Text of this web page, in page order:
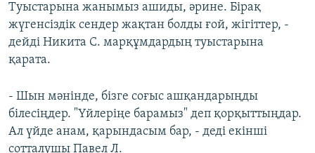
Туыстарына жанымыз ашиды, әрине. Бірақ
жүгенсіздік сендер жақтан болды ғой, жігіттер, -
дейді Никита С. марқұмдардың туыстарына
қарата.
- Шын мәнінде, бізге соғыс ашқандарыңды
білесіңдер. "Үйлеріңе барамыз" деп қорқыттыңдар.
Ал үйде анам, қарындасым бар, - деді екінші
сотталушы Павел Л.